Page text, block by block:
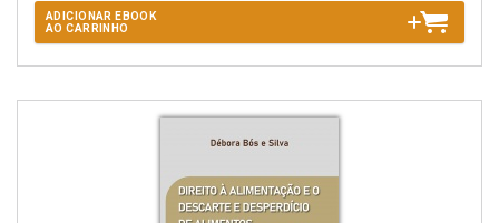
ADICIONAR EBOOK
AO CARRINHO